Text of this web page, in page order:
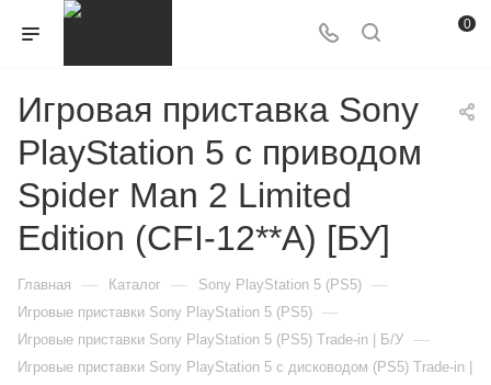
0
Игровая приставка Sony
PlayStation 5 с приводом
Spider Man 2 Limited
Edition (CFI-12**A) [БУ]
Главная — Каталог — Sony PlayStation 5 (PS5) —
Игровые приставки Sony PlayStation 5 (PS5) —
Игровые приставки Sony PlayStation 5 (PS5) Trade-in | Б/У —
Игровые приставки Sony PlayStation 5 с дисководом (PS5) Trade-in |